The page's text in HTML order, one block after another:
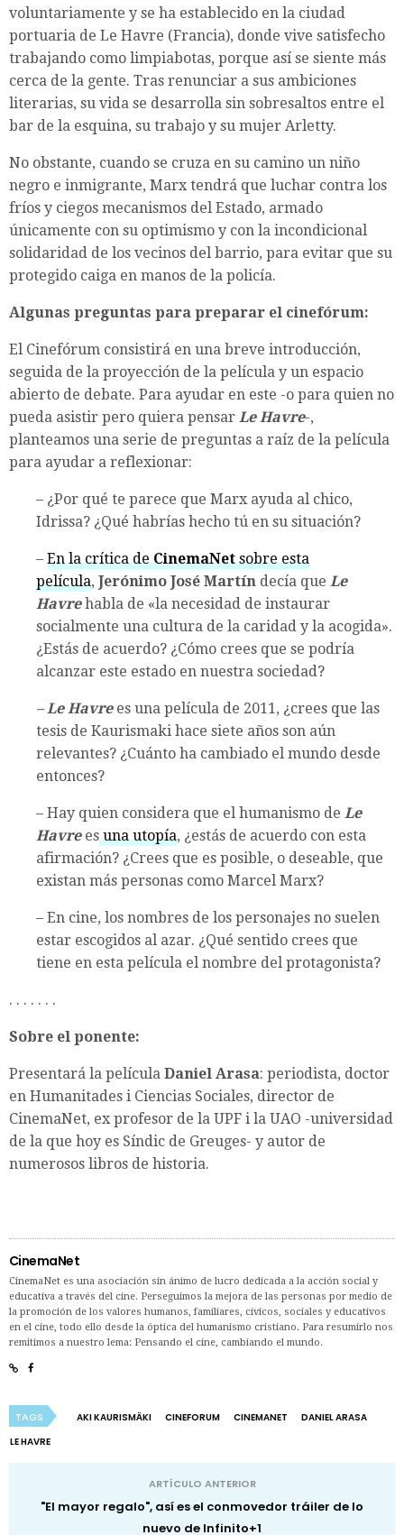
voluntariamente y se ha establecido en la ciudad
portuaria de Le Havre (Francia), donde vive satisfecho
trabajando como limpiabotas, porque así se siente más
cerca de la gente. Tras renunciar a sus ambiciones
literarias, su vida se desarrolla sin sobresaltos entre el
bar de la esquina, su trabajo y su mujer Arletty.
No obstante, cuando se cruza en su camino un niño
negro e inmigrante, Marx tendrá que luchar contra los
fríos y ciegos mecanismos del Estado, armado
únicamente con su optimismo y con la incondicional
solidaridad de los vecinos del barrio, para evitar que su
protegido caiga en manos de la policía.
Algunas preguntas para preparar el cinefórum:
El Cinefórum consistirá en una breve introducción,
seguida de la proyección de la película y un espacio
abierto de debate. Para ayudar en este -o para quien no
pueda asistir pero quiera pensar Le Havre-,
planteamos una serie de preguntas a raíz de la película
para ayudar a reflexionar:
– ¿Por qué te parece que Marx ayuda al chico,
Idrissa? ¿Qué habrías hecho tú en su situación?
– En la crítica de CinemaNet sobre esta
película, Jerónimo José Martín decía que Le
Havrehabla de «la necesidad de instaurar
socialmente una cultura de la caridad y la acogida».
¿Estás de acuerdo? ¿Cómo crees que se podría
alcanzar este estado en nuestra sociedad?
– Le Havre es una película de 2011, ¿crees que las
tesis de Kaurismaki hace siete años son aún
relevantes? ¿Cuánto ha cambiado el mundo desde
entonces?
– Hay quien considera que el humanismo de Le
Havre es una utopía, ¿estás de acuerdo con esta
afirmación? ¿Crees que es posible, o deseable, que
existan más personas como Marcel Marx?
– En cine, los nombres de los personajes no suelen
estar escogidos al azar. ¿Qué sentido crees que
tiene en esta película el nombre del protagonista?
. . . . . . .
Sobre el ponente:
Presentará la película Daniel Arasa: periodista, doctor
en Humanitades i Ciencias Sociales, director de
CinemaNet, ex profesor de la UPF i la UAO -universidad
de la que hoy es Síndic de Greuges- y autor de
numerosos libros de historia.
CinemaNet
CinemaNet es una asociación sin ánimo de lucro dedicada a la acción social y
educativa a través del cine. Perseguimos la mejora de las personas por medio de
la promoción de los valores humanos, familiares, cívicos, sociales y educativos
en el cine, todo ello desde la óptica del humanismo cristiano. Para resumirlo nos
remitimos a nuestro lema: Pensando el cine, cambiando el mundo.
TAGS AKI KAURISMÄKI CINEFORUM CINEMANET
DANIEL ARASA
LE HAVRE
ARTÍCULO ANTERIOR
"El mayor regalo", así es el conmovedor tráiler de lo
nuevo de Infinito+1